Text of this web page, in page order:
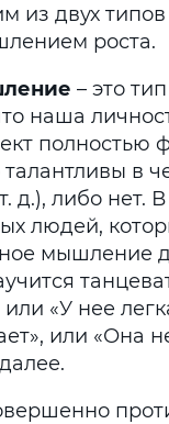
из двух
роста.
– это
наша
в
д.), либо
людей,
мышление
«У нее
или «Она